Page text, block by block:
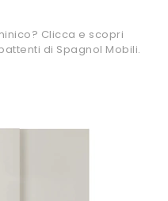
Clicca e scopri
di Spagnol Mobili.